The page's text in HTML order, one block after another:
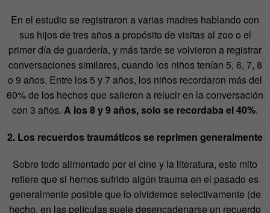
En el estudio se registraron a varias madres hablando con
sus hijos de tres años a propósito de visitas al zoo o el
primer día de guardería, y más tarde se volvieron a registrar
conversaciones similares, cuando los niños tenían 5, 6, 7, 8
o 9 años. Entre los 5 y 7 años, los niños recordaron más del
60% de los hechos que salieron a relucir en la conversación
con 3 años. A los 8 y 9 años, solo se recordaba el 40%.
2. Los recuerdos traumáticos se reprimen generalmente
Sobre todo alimentado por el cine y la literatura, este mito
refiere que si hemos sufrido algún trauma en el pasado es
generalmente posible que lo olvidemos selectivamente (de
hecho, en las películas suele desencadenarse un recuerdo